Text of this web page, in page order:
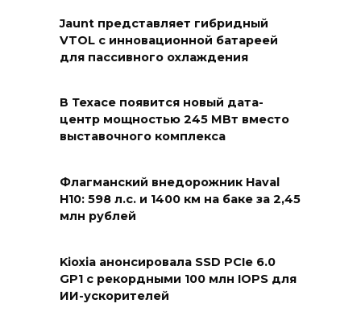
Jaunt представляет гибридный
VTOL с инновационной батареей
для пассивного охлаждения
В Техасе появится новый дата-
центр мощностью 245 МВт вместо
выставочного комплекса
Флагманский внедорожник Haval
H10: 598 л.с. и 1400 км на баке за 2,45
млн рублей
Kioxia анонсировала SSD PCIe 6.0
GP1 с рекордными 100 млн IOPS для
ИИ-ускорителей